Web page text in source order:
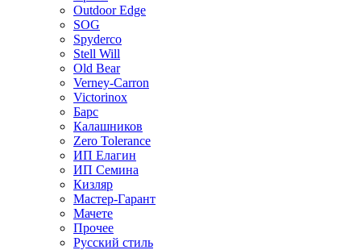
Outdoor Edge
SOG
Spyderco
Stell Will
Old Bear
Verney-Carron
Victorinox
Барс
Калашников
Zero Tolerance
ИП Елагин
ИП Семина
Кизляр
Мастер-Гарант
Мачете
Прочее
Русский стиль